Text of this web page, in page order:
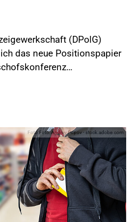
(DPolG)
das neue Positionspapier
Foto:Foto: Andrey Popov - stock.adobe.com